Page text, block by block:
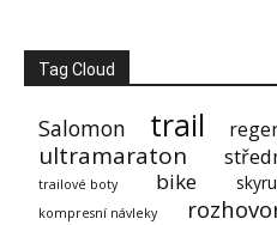
Tag Cloud
Salomon trail
ultramaraton
trailové boty bike
kompresní návleky